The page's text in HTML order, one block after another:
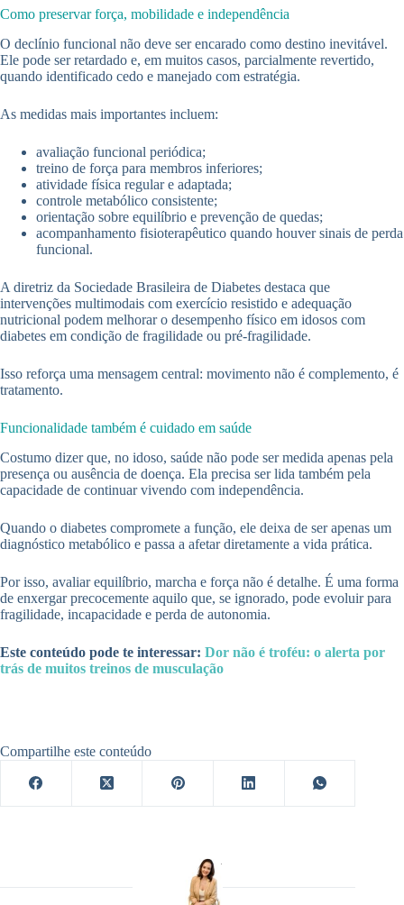
Como preservar força, mobilidade e independência
O declínio funcional não deve ser encarado como destino inevitável.
Ele pode ser retardado e, em muitos casos, parcialmente revertido,
quando identificado cedo e manejado com estratégia.
As medidas mais importantes incluem:
avaliação funcional periódica;
treino de força para membros inferiores;
atividade física regular e adaptada;
controle metabólico consistente;
orientação sobre equilíbrio e prevenção de quedas;
acompanhamento fisioterapêutico quando houver sinais de perda
funcional.
A diretriz da Sociedade Brasileira de Diabetes destaca que
intervenções multimodais com exercício resistido e adequação
nutricional podem melhorar o desempenho físico em idosos com
diabetes em condição de fragilidade ou pré-fragilidade.
Isso reforça uma mensagem central: movimento não é complemento, é
tratamento.
Funcionalidade também é cuidado em saúde
Costumo dizer que, no idoso, saúde não pode ser medida apenas pela
presença ou ausência de doença. Ela precisa ser lida também pela
capacidade de continuar vivendo com independência.
Quando o diabetes compromete a função, ele deixa de ser apenas um
diagnóstico metabólico e passa a afetar diretamente a vida prática.
Por isso, avaliar equilíbrio, marcha e força não é detalhe. É uma forma
de enxergar precocemente aquilo que, se ignorado, pode evoluir para
fragilidade, incapacidade e perda de autonomia.
Este conteúdo pode te interessar: Dor não é troféu: o alerta por
trás de muitos treinos de musculação
Compartilhe este conteúdo